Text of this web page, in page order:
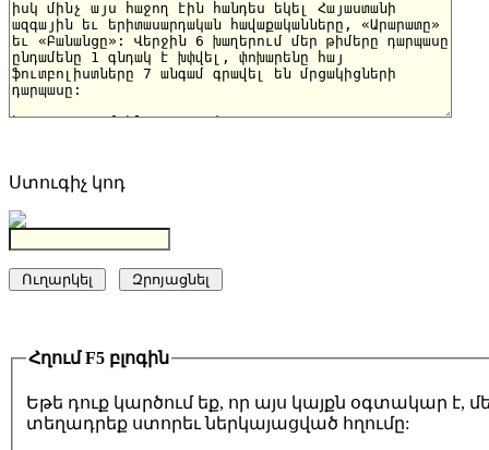
Ստուգիչ կոդ
Հղում F5 բլոգին
Եթե դուք կարծում եք, որ այս կայքն օգտակար է,
տեղադրեք ստորեւ ներկայացված հղումը: